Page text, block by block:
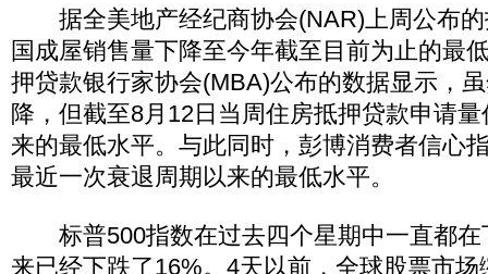
据全美地产经纪商协会(NAR)上周公布的
国成屋销售量下降至今年截至目前为止的最
押贷款银行家协会(MBA)公布的数据显示，
降，但截至8月12日当周住房抵押贷款申请
来的最低水平。与此同时，彭博消费者信心
最近一次衰退周期以来的最低水平。
标普500指数在过去四个星期中一直都在
来已经下跌了16%。4天以前，全球股票市